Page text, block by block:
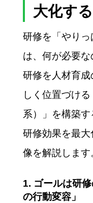
大化す
研修を「やり
は、何が必要な
研修を人材育
しく位置づけ
系）」を構築す
研修効果を最
像を解説します
1. ゴールは研
の行動変容」